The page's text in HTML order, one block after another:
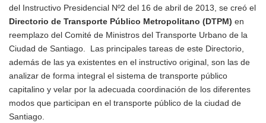
del Instructivo Presidencial Nº2 del 16 de abril de 2013, se creó el
Directorio de Transporte Público Metropolitano (DTPM) en
reemplazo del Comité de Ministros del Transporte Urbano de la
Ciudad de Santiago. Las principales tareas de este Directorio,
además de las ya existentes en el instructivo original, son las de
analizar de forma integral el sistema de transporte público
capitalino y velar por la adecuada coordinación de los diferentes
modos que participan en el transporte público de la ciudad de
Santiago.